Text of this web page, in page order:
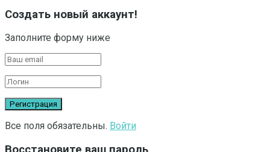
Создать новый аккаунт!
Заполните форму ниже
Все поля обязательны. Войти